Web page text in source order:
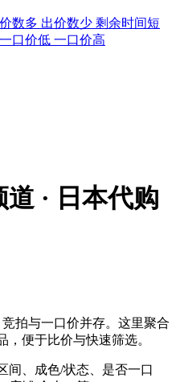
数多 出价数少 剩余时间短
一口价低 一口价高
道 · 日本代购
拍与一口价并存。这里聚合
，便于比价与快速筛选。
间、成色/状态、是否一口